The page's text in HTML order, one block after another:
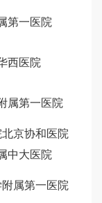
第一医院
西医院
属第一医院
京协和医院
中大医院
属第一医院